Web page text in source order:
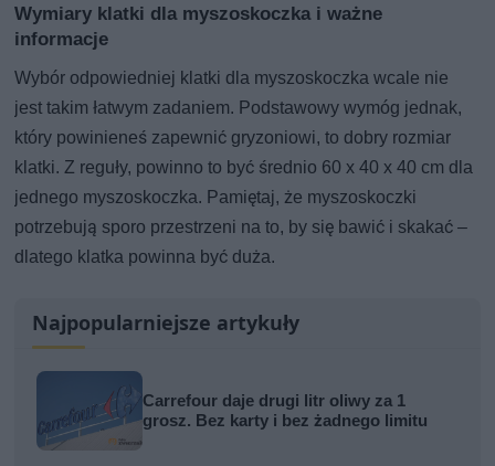
Wymiary klatki dla myszoskoczka i ważne
informacje
Wybór odpowiedniej klatki dla myszoskoczka wcale nie
jest takim łatwym zadaniem. Podstawowy wymóg jednak,
który powinieneś zapewnić gryzoniowi, to dobry rozmiar
klatki. Z reguły, powinno to być średnio 60 x 40 x 40 cm dla
jednego myszoskoczka. Pamiętaj, że myszoskoczki
potrzebują sporo przestrzeni na to, by się bawić i skakać –
dlatego klatka powinna być duża.
Najpopularniejsze artykuły
Carrefour daje drugi litr oliwy za 1
grosz. Bez karty i bez żadnego limitu